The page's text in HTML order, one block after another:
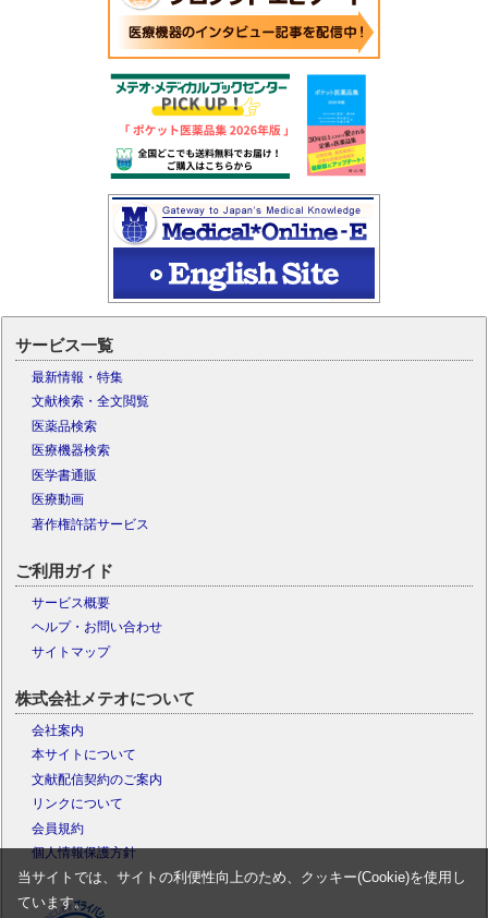
サービス一覧
最新情報・特集
文献検索・全文閲覧
医薬品検索
医療機器検索
医学書通販
医療動画
著作権許諾サービス
ご利用ガイド
サービス概要
ヘルプ・お問い合わせ
サイトマップ
株式会社メテオについて
会社案内
本サイトについて
文献配信契約のご案内
リンクについて
会員規約
個人情報保護方針
当サイトでは、サイトの利便性向上のため、クッキー(Cookie)を使用し
ています。